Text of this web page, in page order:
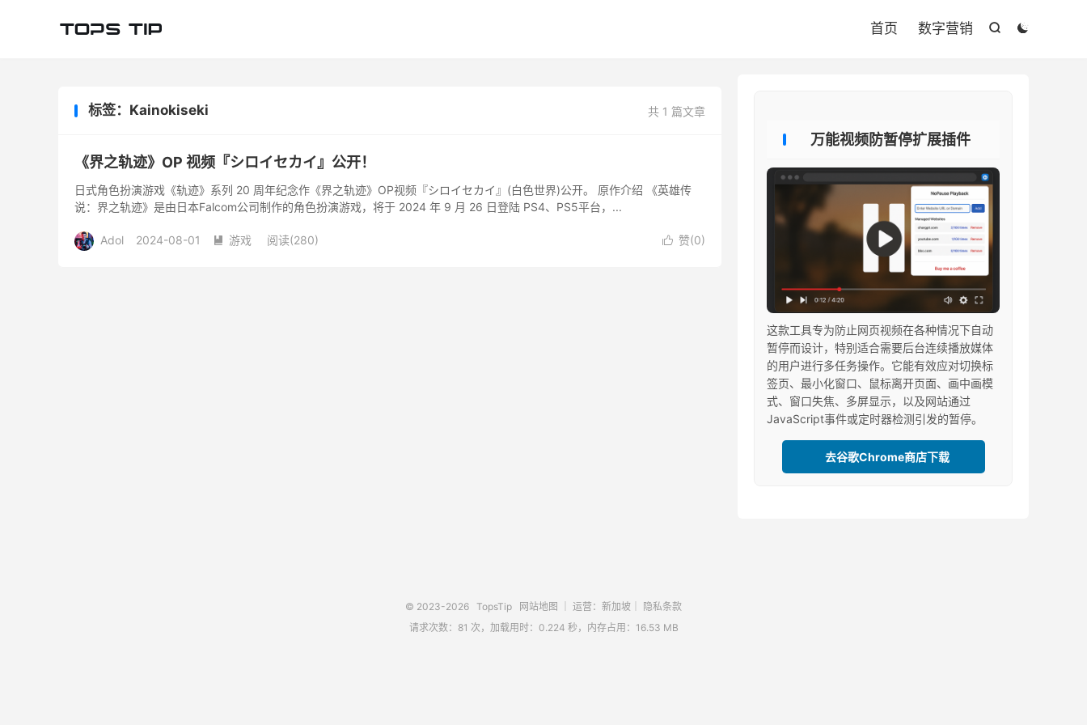


首页 数字营销
共 1 篇文章
标签：Kainokiseki
《界之轨迹》OP 视频『シロイセカイ』公开！
日式角色扮演游戏《轨迹》系列 20 周年纪念作《界之轨迹》OP视频『シロイセカイ』(白色世界)公开。 原作介绍 《英雄传
说：界之轨迹》是由日本Falcom公司制作的角色扮演游戏，将于 2024 年 9 月 26 日登陆 PS4、PS5平台，...
 赞(0)
Adol 2024-08-01  游戏 阅读(280)
万能视频防暂停扩展插件
这款工具专为防止网页视频在各种情况下自动
暂停而设计，特别适合需要后台连续播放媒体
的用户进行多任务操作。它能有效应对切换标
签页、最小化窗口、鼠标离开页面、画中画模
式、窗口失焦、多屏显示，以及网站通过
JavaScript事件或定时器检测引发的暂停。
去谷歌Chrome商店下载
© 2023-2026 TopsTip 网站地图 ｜ 运营：新加坡｜
隐私条款
请求次数：81 次，加载用时：0.224 秒，内存占用：16.53 MB